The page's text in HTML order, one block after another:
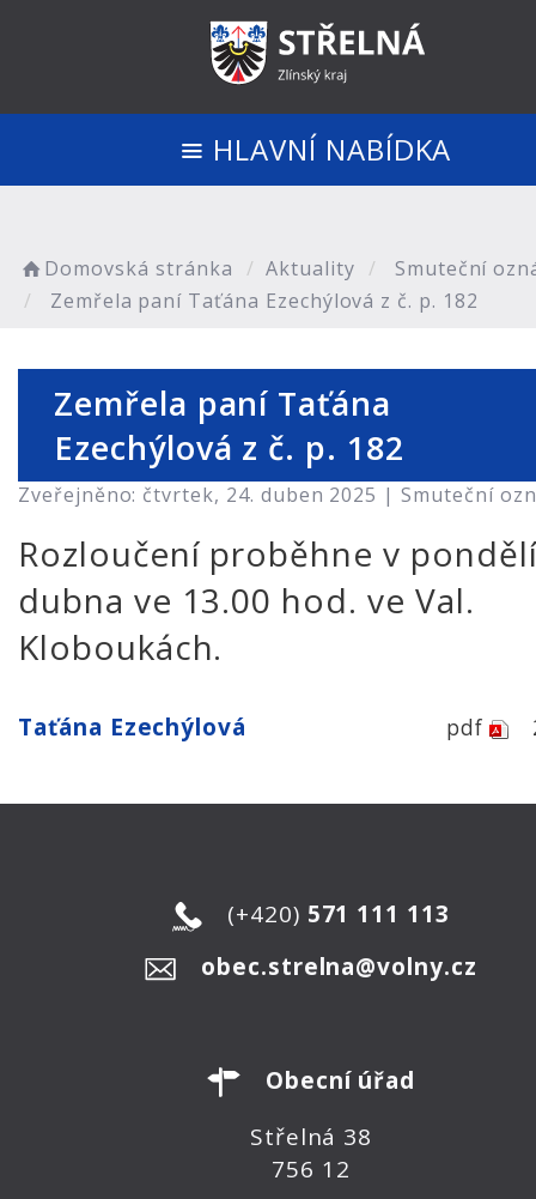
HLAVNÍ NABÍDKA
Domovská stránka Aktuality
Smuteční
Zemřela paní Taťána Ezechýlová z č. p. 182
Zemřela paní Taťána
Ezechýlová z č. p. 182
Zveřejněno: čtvrtek, 24. duben 2025 |Smuteční
Rozloučení proběhne v
dubna ve 13.00 hod. ve Val.
Kloboukách.
Taťána Ezechýlová pdf
(+420) 571 111 113
obec.strelna@volny.cz
Obecní úřad
Střelná 38
756 12